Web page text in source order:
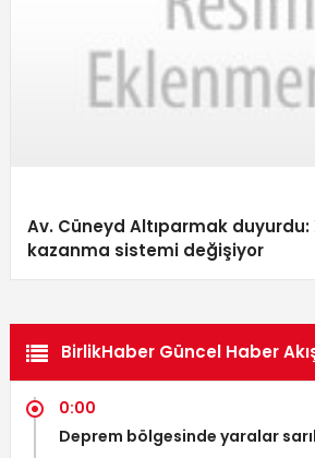
Av. Cüneyd Altıparmak duyurdu:
kazanma sistemi değişiyor
BirlikHaber Güncel Haber
0:00
Deprem bölgesinde yaralar